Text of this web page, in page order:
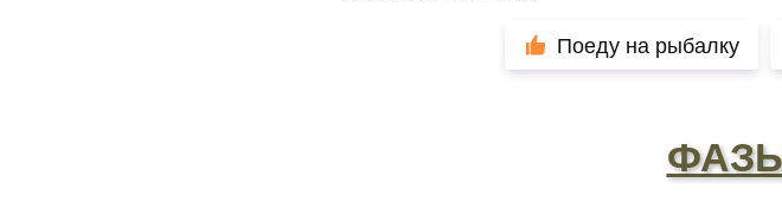
Поеду на рыбалку